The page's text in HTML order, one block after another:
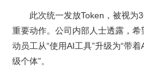
此次统一发放Token，被视为
重要动作。公司内部人士透露，希
动员工从“使用AI工具”升级为“带
级个体”。